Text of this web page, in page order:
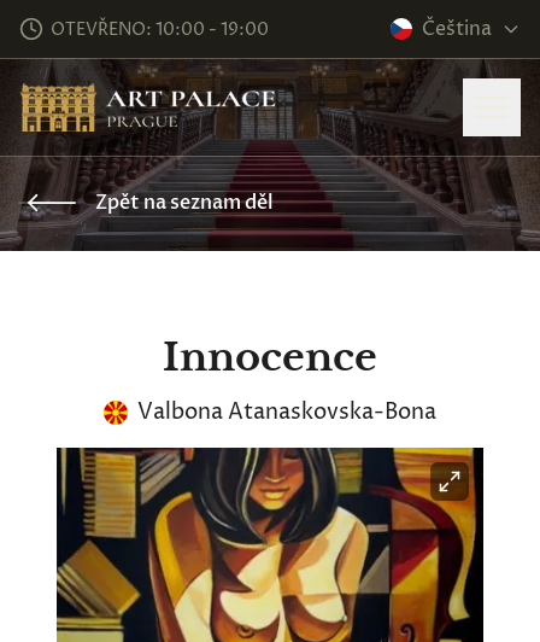
OTEVŘENO: 10:00 - 19:00 Čeština
Zpět na seznam děl
Innocence
Valbona Atanaskovska-Bona